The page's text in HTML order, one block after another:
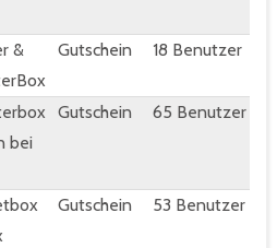
&
Gutschein 18 Benutzer
bei
Gutschein 65 Benutzer
Gutschein 53 Benutzer